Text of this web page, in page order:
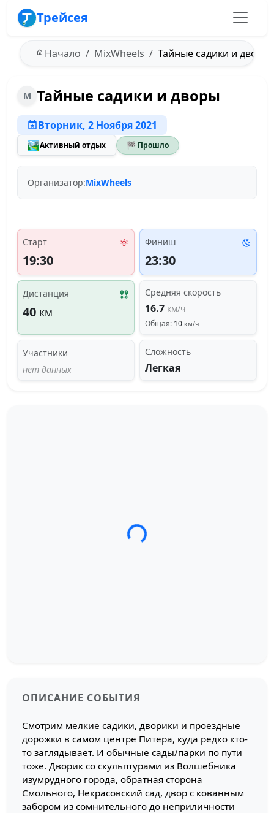
Трейсея
Начало MixWheels Тайные садики и дворы
M Тайные садики и дворы
Вторник, 2 Ноября 2021
🏞️Активный отдых 🏁 Прошло
Организатор:MixWheels
Старт
19:30
Финиш
23:30
Дистанция
40 км
Средняя скорость
16.7 км/ч
Общая: 10 км/ч
Участники
нет данных
Сложность
Легкая
Загрузка трека...
ОПИСАНИЕ СОБЫТИЯ
Смотрим мелкие садики, дворики и проездные
дорожки в самом центре Питера, куда редко кто-
то заглядывает. И обычные сады/парки по пути
тоже. Дворик со скульптурами из Волшебника
изумрудного города, обратная сторона
Смольного, Некрасовский сад, двор с кованным
забором из сомнительного до неприличности